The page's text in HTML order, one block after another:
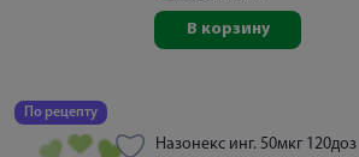
В корзину
По рецепту
Назонекс инг. 50мкг 120доз